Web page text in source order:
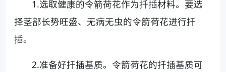
1.选取健康的令箭荷花作为扦插材料。要选
择茎部长势旺盛、无病无虫的令箭荷花进行扦
插。
2.准备好扦插基质。令箭荷花的扦插基质可